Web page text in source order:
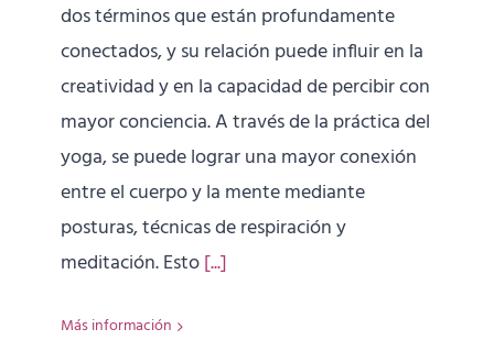
dos términos que están profundamente
conectados, y su relación puede influir en la
creatividad y en la capacidad de percibir con
mayor conciencia. A través de la práctica del
yoga, se puede lograr una mayor conexión
entre el cuerpo y la mente mediante
posturas, técnicas de respiración y
meditación. Esto[...]
Más información